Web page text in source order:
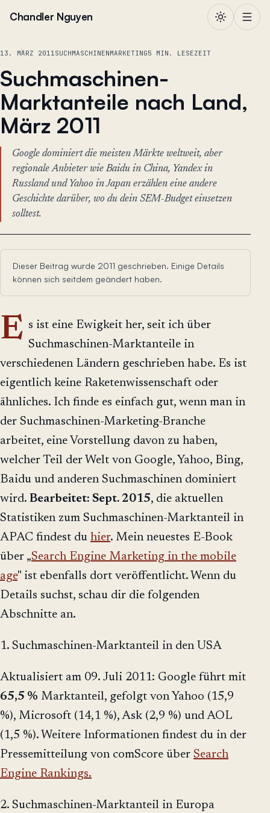
Chandler Nguyen
13. MÄRZ 2011SUCHMASCHINENMARKETING5 MIN. LESEZEIT
Suchmaschinen-
Marktanteile nach Land,
März 2011
Google dominiert die meisten Märkte weltweit, aber
regionale Anbieter wie Baidu in China, Yandex in
Russland und Yahoo in Japan erzählen eine andere
Geschichte darüber, wo du dein SEM-Budget einsetzen
solltest.
Dieser Beitrag wurde 2011 geschrieben. Einige Details
können sich seitdem geändert haben.
E s ist eine Ewigkeit her, seit ich über
Suchmaschinen-Marktanteile in
verschiedenen Ländern geschrieben habe. Es ist
eigentlich keine Raketenwissenschaft oder
ähnliches. Ich finde es einfach gut, wenn man in
der Suchmaschinen-Marketing-Branche
arbeitet, eine Vorstellung davon zu haben,
welcher Teil der Welt von Google, Yahoo, Bing,
Baidu und anderen Suchmaschinen dominiert
wird. Bearbeitet: Sept. 2015, die aktuellen
Statistiken zum Suchmaschinen-Marktanteil in
APAC findest du hier. Mein neuestes E-Book
über „Search Engine Marketing in the mobile
age" ist ebenfalls dort veröffentlicht. Wenn du
Details suchst, schau dir die folgenden
Abschnitte an.
1. Suchmaschinen-Marktanteil in den USA
Aktualisiert am 09. Juli 2011: Google führt mit
65,5 % Marktanteil, gefolgt von Yahoo (15,9
%), Microsoft (14,1 %), Ask (2,9 %) und AOL
(1,5 %). Weitere Informationen findest du in der
Pressemitteilung von comScore über Search
Engine Rankings.
2. Suchmaschinen-Marktanteil in Europa